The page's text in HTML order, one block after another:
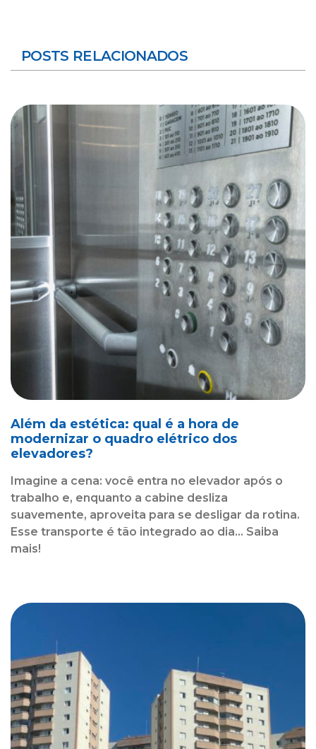
POSTS RELACIONADOS
Além da estética: qual é a hora de
modernizar o quadro elétrico dos
elevadores?
Imagine a cena: você entra no elevador após o
trabalho e, enquanto a cabine desliza
suavemente, aproveita para se desligar da rotina.
Esse transporte é tão integrado ao dia... Saiba
mais!